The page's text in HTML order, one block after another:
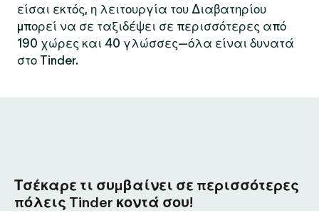
είσαι εκτός, η λειτουργία του Διαβατηρίου
μπορεί να σε ταξιδέψει σε περισσότερες από
190 χώρες και 40 γλώσσες—όλα είναι δυνατά
στο Tinder.
Τσέκαρε τι συμβαίνει σε περισσότερες
πόλεις Tinder κοντά σου!